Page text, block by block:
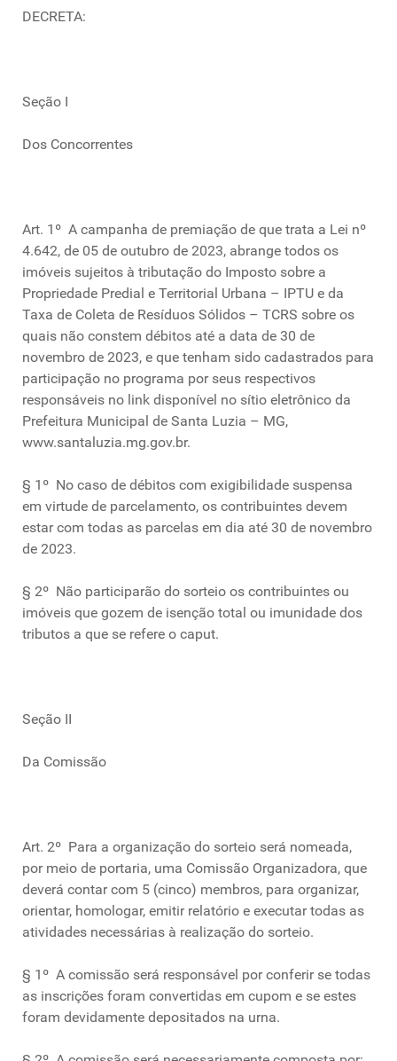
DECRETA:
Seção I
Dos Concorrentes
Art. 1º A campanha de premiação de que trata a Lei nº
4.642, de 05 de outubro de 2023, abrange todos os
imóveis sujeitos à tributação do Imposto sobre a
Propriedade Predial e Territorial Urbana – IPTU e da
Taxa de Coleta de Resíduos Sólidos – TCRS sobre os
quais não constem débitos até a data de 30 de
novembro de 2023, e que tenham sido cadastrados para
participação no programa por seus respectivos
responsáveis no link disponível no sítio eletrônico da
Prefeitura Municipal de Santa Luzia – MG,
www.santaluzia.mg.gov.br.
§ 1º No caso de débitos com exigibilidade suspensa
em virtude de parcelamento, os contribuintes devem
estar com todas as parcelas em dia até 30 de novembro
de 2023.
§ 2º Não participarão do sorteio os contribuintes ou
imóveis que gozem de isenção total ou imunidade dos
tributos a que se refere o caput.
Seção II
Da Comissão
Art. 2º Para a organização do sorteio será nomeada,
por meio de portaria, uma Comissão Organizadora, que
deverá contar com 5 (cinco) membros, para organizar,
orientar, homologar, emitir relatório e executar todas as
atividades necessárias à realização do sorteio.
§ 1º A comissão será responsável por conferir se todas
as inscrições foram convertidas em cupom e se estes
foram devidamente depositados na urna.